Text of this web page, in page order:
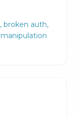
broken auth,